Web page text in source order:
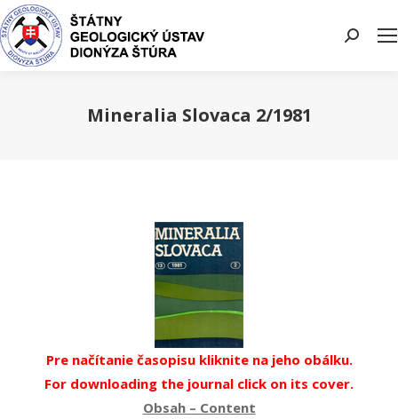
Search:
Mineralia Slovaca 2/1981
Pre načítanie časopisu kliknite na jeho obálku.
For downloading the journal click on its cover.
Obsah – Content